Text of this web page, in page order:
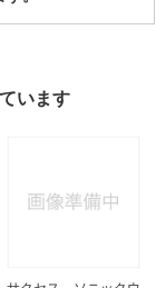
います